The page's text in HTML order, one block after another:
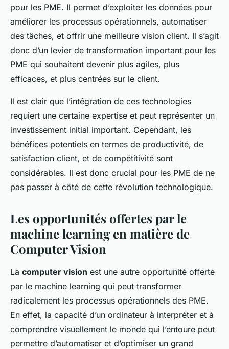
pour les PME. Il permet d’exploiter les données pour
améliorer les processus opérationnels, automatiser
des tâches, et offrir une meilleure vision client. Il s’agit
donc d’un levier de transformation important pour les
PME qui souhaitent devenir plus agiles, plus
efficaces, et plus centrées sur le client.
Il est clair que l’intégration de ces technologies
requiert une certaine expertise et peut représenter un
investissement initial important. Cependant, les
bénéfices potentiels en termes de productivité, de
satisfaction client, et de compétitivité sont
considérables. Il est donc crucial pour les PME de ne
pas passer à côté de cette révolution technologique.
Les opportunités offertes par le
machine learning en matière de
Computer Vision
La computer vision est une autre opportunité offerte
par le machine learning qui peut transformer
radicalement les processus opérationnels des PME.
En effet, la capacité d’un ordinateur à interpréter et à
comprendre visuellement le monde qui l’entoure peut
permettre d’automatiser et d’optimiser un grand